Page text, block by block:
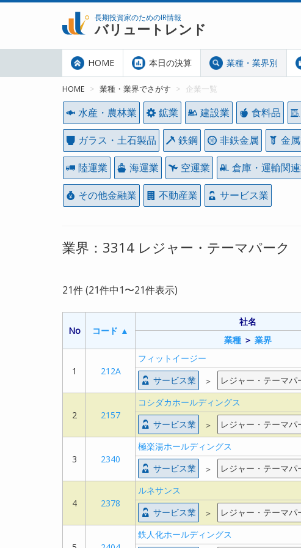
長期投資家のためのIR情報
バリュートレンド
HOME 本日の決算 業種・業界別
HOME 業種・業界でさがす 企業一覧
水産・農林業 鉱業 建設業 食料品
ガラス・土石製品 鉄鋼 非鉄金属 金
陸運業 海運業 空運業 倉庫・運輸関
その他金融業 不動産業 サービス業
業界：3314 レジャー・テーマパーク
21件 (21件中1〜21件表示)
コー
社名 売上高 経常利益 ROE
業種＞業界
自己資本
比率
経常利益
率
ROA
1 212A
フィットイージー
9,731 2,318 26.0%
ス
＞
レジ
ャ
ー・
テー
マパ
ーク
58.4% 23.8% 23.0%
コシダカホールデ
ィングス
69,387
No コード ▲
社名
業種 ＞ 業界
1 212A
フィットイージー
サービス業
＞ レジャー・テーマパ
2 2157
コシダカホールディングス
サービス業
＞ レジャー・テーマパ
3 2340
極楽湯ホールディングス
サービス業
＞ レジャー・テーマパ
4 2378
ルネサンス
サービス業
＞ レジャー・テーマパ
鉄人化ホールディングス
コー
社名 売上高 経常利益 ROE
業種＞業界
自己資本
比率
経常利益
率
ROA
1 212A
フィットイージー
9,731 2,318 26.0%
ス
＞
レジ
ャ
ー・
テー
マパ
ーク
58.4% 23.8% 23.0%
コシダカホールデ
ィングス
69,387
No コード ▲
社名
業種 ＞ 業界
1 212A
フィットイージー
サービス業
＞ レジャー・テーマパ
2 2157
コシダカホールディングス
サービス業
＞ レジャー・テーマパ
3 2340
極楽湯ホールディングス
サービス業
＞ レジャー・テーマパ
4 2378
ルネサンス
サービス業
＞ レジャー・テーマパ
鉄人化ホールディングス